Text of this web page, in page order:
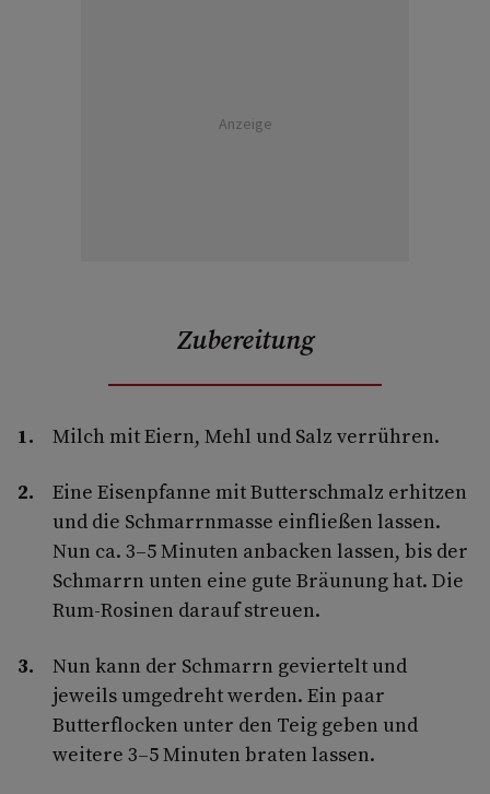
Anzeige
Zubereitung
Milch mit Eiern, Mehl und Salz verrühren.
Eine Eisenpfanne mit Butterschmalz erhitzen
und die Schmarrnmasse einfließen lassen.
Nun ca. 3–5 Minuten anbacken lassen, bis der
Schmarrn unten eine gute Bräunung hat. Die
Rum-Rosinen darauf streuen.
Nun kann der Schmarrn geviertelt und
jeweils umgedreht werden. Ein paar
Butterflocken unter den Teig geben und
weitere 3–5 Minuten braten lassen.